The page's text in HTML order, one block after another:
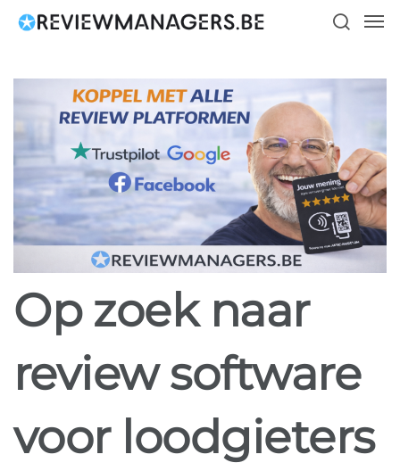
Op zoek naar
review software
voor loodgieters